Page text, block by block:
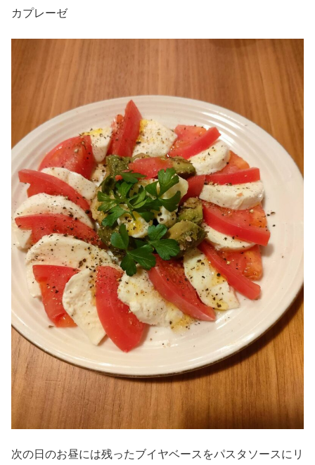
カプレーゼ
次の日のお昼には残ったブイヤベースをパスタソースにリ